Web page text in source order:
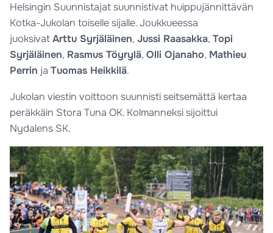
Helsingin Suunnistajat suunnistivat huippujännittävän
Kotka-Jukolan toiselle sijalle. Joukkueessa
juoksivatArttu Syrjäläinen,Jussi Raasakka,Topi
Syrjäläinen, Rasmus Töyrylä,Olli Ojanaho, Mathieu
Perrin jaTuomas Heikkilä.
Jukolan viestin voittoon suunnisti seitsemättä kertaa
peräkkäin Stora Tuna OK. Kolmanneksi sijoittui
Nydalens SK.